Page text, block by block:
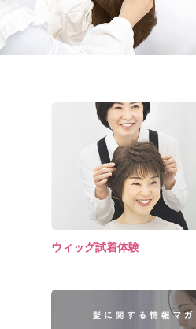
ウィッグ試着体験